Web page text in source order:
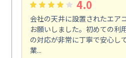
4.0
会社の天井に設置されたエア
お願いしました。初めての利
の対応が非常に丁寧で安心し
業...